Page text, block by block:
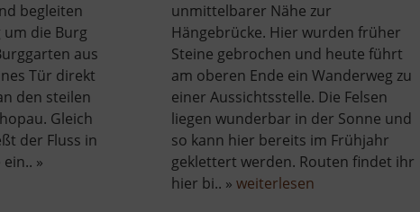
begleiten
die Burg
aus
Tür direkt
den steilen
Gleich
der Fluss in
»
unmittelbarer Nähe zur
Hängebrücke. Hier wurden früher
Steine gebrochen und heute führt
am oberen Ende ein Wanderweg zu
einer Aussichtsstelle. Die Felsen
liegen wunderbar in der Sonne und
so kann hier bereits im Frühjahr
geklettert werden. Routen findet ihr
hier bi.. »weiterlesen